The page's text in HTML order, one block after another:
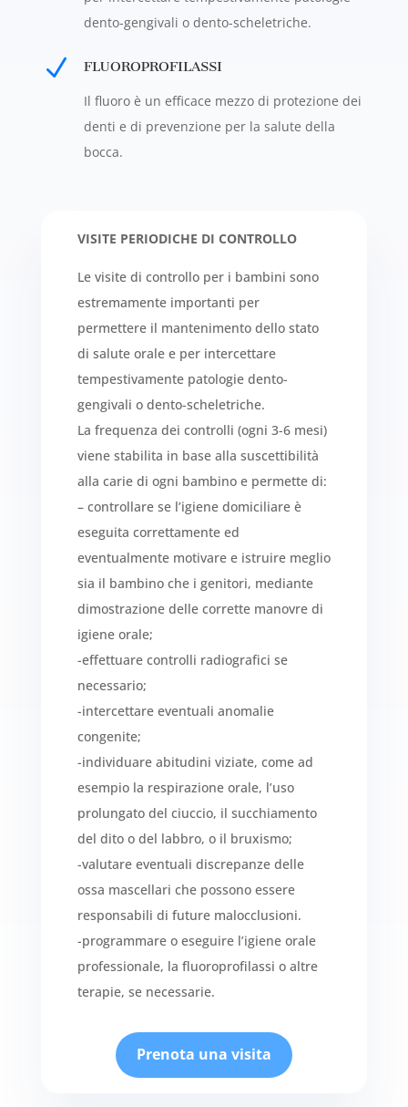
dento-gengivali o dento-scheletriche.
N FLUOROPROFILASSI
Il fluoro è un efficace mezzo di protezione dei
denti e di prevenzione per la salute della
bocca.
VISITE PERIODICHE DI CONTROLLO
Le visite di controllo per i bambini sono
estremamente importanti per
permettere il mantenimento dello stato
di salute orale e per intercettare
tempestivamente patologie dento-
gengivali o dento-scheletriche.
La frequenza dei controlli (ogni 3-6 mesi)
viene stabilita in base alla suscettibilità
alla carie di ogni bambino e permette di:
– controllare se l’igiene domiciliare è
eseguita correttamente ed
eventualmente motivare e istruire meglio
sia il bambino che i genitori, mediante
dimostrazione delle corrette manovre di
igiene orale;
-effettuare controlli radiografici se
necessario;
-intercettare eventuali anomalie
congenite;
-individuare abitudini viziate, come ad
esempio la respirazione orale, l’uso
prolungato del ciuccio, il succhiamento
del dito o del labbro, o il bruxismo;
-valutare eventuali discrepanze delle
ossa mascellari che possono essere
responsabili di future malocclusioni.
-programmare o eseguire l’igiene orale
professionale, la fluoroprofilassi o altre
terapie, se necessarie.
Prenota una visita